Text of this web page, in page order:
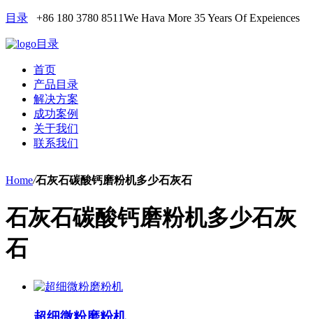
目录 +86 180 3780 8511We Hava More 35 Years Of Expeiences
目录
首页
产品目录
解决方案
成功案例
关于我们
联系我们
Home/石灰石碳酸钙磨粉机多少石灰石
石灰石碳酸钙磨粉机多少石灰
石